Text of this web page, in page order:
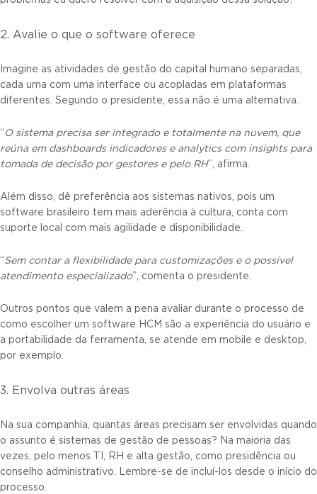
2. Avalie o que o software oferece
Imagine as atividades de gestão do capital humano separadas,
cada uma com uma interface ou acopladas em plataformas
diferentes. Segundo o presidente, essa não é uma alternativa.
“ O sistema precisa ser integrado e totalmente na nuvem, que
reúna em dashboards indicadores e analytics com insights para
tomada de decisão por gestores e pelo RH”, afirma.
Além disso, dê preferência aos sistemas nativos, pois um
software brasileiro tem mais aderência à cultura, conta com
suporte local com mais agilidade e disponibilidade.
“Sem contar a flexibilidade para customizações e o possível
atendimento especializado”, comenta o presidente.
Outros pontos que valem a pena avaliar durante o processo de
como escolher um software HCM são a experiência do usuário e
a portabilidade da ferramenta, se atende em mobile e desktop,
por exemplo.
3. Envolva outras áreas
Na sua companhia, quantas áreas precisam ser envolvidas quando
o assunto é sistemas de gestão de pessoas? Na maioria das
vezes, pelo menos TI, RH e alta gestão, como presidência ou
conselho administrativo. Lembre-se de incluí-los desde o início do
processo.